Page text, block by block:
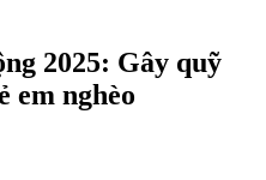
2025: Gây quỹ
em nghèo